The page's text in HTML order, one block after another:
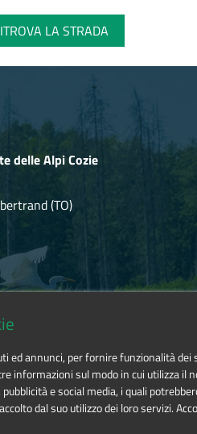
LA STRADA
delle Alpi Cozie
(TO)
ed annunci, per fornire funzionalità dei
informazioni sul modo in cui utilizza il
e social media, i quali
dal suo utilizzo dei loro servizi.